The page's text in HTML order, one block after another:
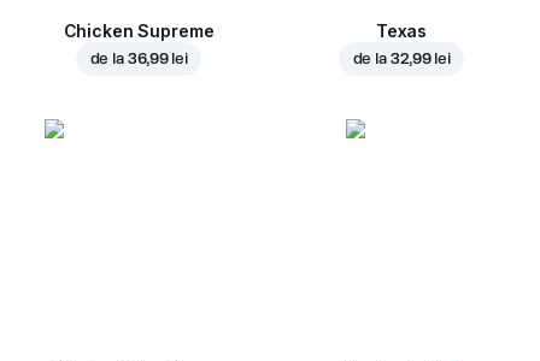
Chicken Supreme
de la 36,99 lei
Texas
de la 32,99 lei